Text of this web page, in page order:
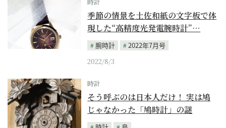
季節の情景を土佐和紙の文字板で体
現した“高精度光発電腕時計”…
腕時計
2022年7月号
2022/8/3
時計
そう呼ぶのは日本人だけ！ 実は鳩
じゃなかった「鳩時計」の謎